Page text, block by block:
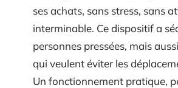
ses achats, sans stress, sans
interminable. Ce dispositif a
personnes pressées, mais
qui veulent éviter les
Un fonctionnement pratique,